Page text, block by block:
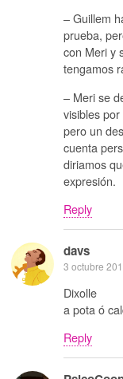
– Guillem
prueba,
con Meri y
tengamos
– Meri se
visibles
pero un
cuenta
diriamos
expresión.
Reply
davs
3 octubre
Dixolle
a pota ó
Reply